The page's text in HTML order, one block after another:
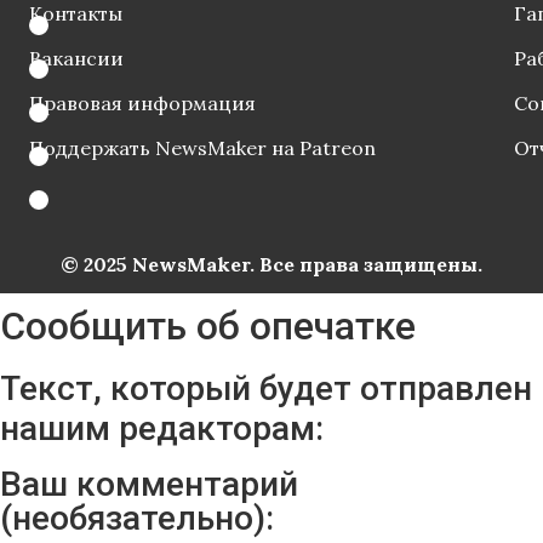
Контакты
Вакансии
Правовая информация
Поддержать NewsMaker на Patreon
© 2025 NewsMaker. Все права защищены.
Сообщить об опечатке
Текст, который будет отправлен
нашим редакторам:
Ваш комментарий
(необязательно):